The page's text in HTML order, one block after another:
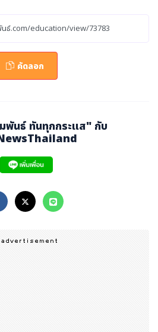
ระสบการณ์ออกตรวจสนามจริงร่ว
วทีรวมพลังของ Young Business
นใหม่ เพื่อสร้างเครือข่ายความร่วม
ารใช้ชีวิตและซึมซับจิตวิญญาณ
ป็นรากฐานของวินัย ความกล้าหา
รรมฝึกทักษะตำรวจเพื่อเปิดมุมมอ
ำอย่างแท้จริง
ะได้รับวุฒิบัตรและเข็มหลักสูตรจาก
หารและผู้ประกอบการรุ่นใหม่ที่ต้อ
โลกทัศน์ใหม่ และร่วมเป็นส่วนหนึ่ง
เพื่อขับเคลื่อนประเทศสู่ความมั่นค
คัดลอก
พันธ์ ทันทุกกระแส" กับ